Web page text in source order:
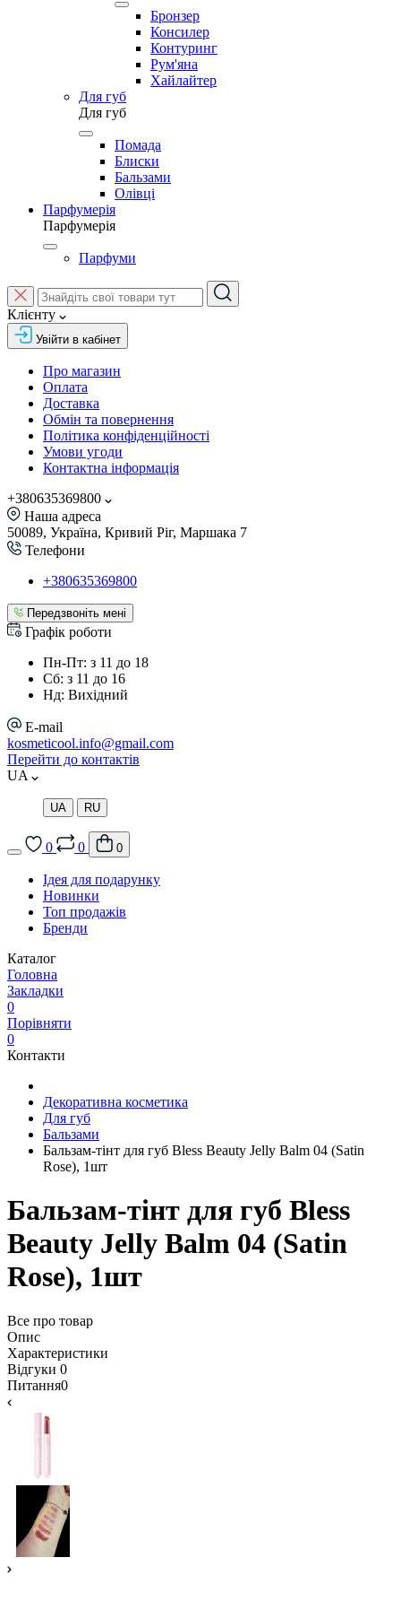
Бронзер
Консилер
Контуринг
Рум'яна
Хайлайтер
Для губ
Для губ
Помада
Блиски
Бальзами
Олівці
Парфумерія
Парфумерія
Парфуми
Клієнту
Увійти в кабінет
Про магазин
Оплата
Доставка
Обмін та повернення
Політика конфіденційності
Умови угоди
Контактна інформація
+380635369800
Наша адреса
50089, Україна, Кривий Ріг, Маршака 7
Телефони
+380635369800
Передзвоніть мені
Графік роботи
Пн-Пт: з 11 до 18
Сб: з 11 до 16
Нд: Вихідний
E-mail
kosmeticool.info@gmail.com
Перейти до контактів
UA
UA RU
0 0 0
Ідея для подарунку
Новинки
Топ продажів
Бренди
Каталог
Головна
Закладки
0
Порівняти
0
Контакти
Декоративна косметика
Для губ
Бальзами
Бальзам-тінт для губ Bless Beauty Jelly Balm 04 (Satin
Rose), 1шт
Бальзам-тінт для губ Bless
Beauty Jelly Balm 04 (Satin
Rose), 1шт
Все про товар
Опис
Характеристики
Відгуки 0
Питання0